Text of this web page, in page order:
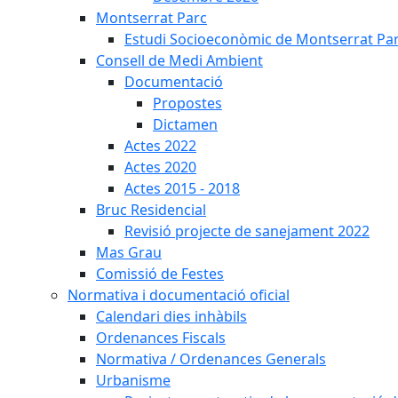
Montserrat Parc
Estudi Socioeconòmic de Montserrat
Consell de Medi Ambient
Documentació
Propostes
Dictamen
Actes 2022
Actes 2020
Actes 2015 - 2018
Bruc Residencial
Revisió projecte de sanejament 2022
Mas Grau
Comissió de Festes
Normativa i documentació oficial
Calendari dies inhàbils
Ordenances Fiscals
Normativa / Ordenances Generals
Urbanisme